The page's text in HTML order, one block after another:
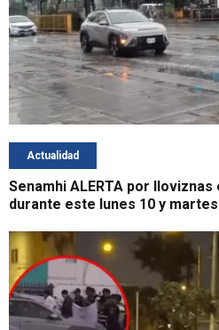
Actualidad
Senamhi ALERTA por
durante este lunes 10 y